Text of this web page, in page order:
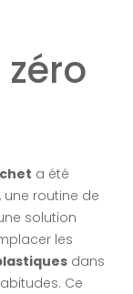
a été
routine de
solution
les
dans
Ce